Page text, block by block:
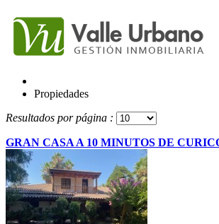
Propiedades
Resultados por página :
GRAN CASA A 10 MINUTOS DE